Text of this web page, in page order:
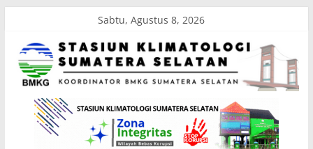
content
Sabtu, Agustus 8, 2026
Stasiun